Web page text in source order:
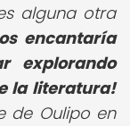
alguna otra
encantaría
explorando
la literatura!
de Oulipo en